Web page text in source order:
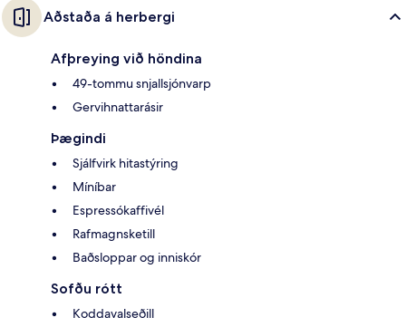
Aðstaða á herbergi
Afþreying við höndina
49-tommu snjallsjónvarp
Gervihnattarásir
Þægindi
Sjálfvirk hitastýring
Míníbar
Espressókaffivél
Rafmagnsketill
Baðsloppar og inniskór
Sofðu rótt
Koddavalseðill